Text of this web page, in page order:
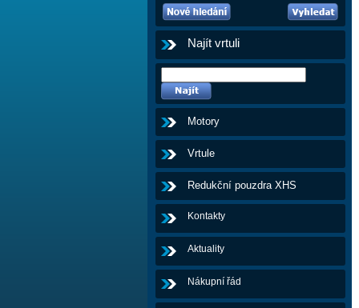
Najít vrtuli
Motory
Vrtule
Redukční pouzdra XHS
Kontakty
Aktuality
Nákupní řád